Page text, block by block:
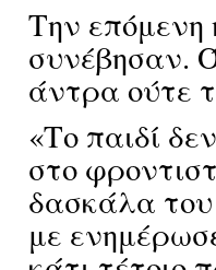
Την επόμενη
συνέβησαν.
άντρα ούτε
«Το παιδί
στο
δασκάλα
με